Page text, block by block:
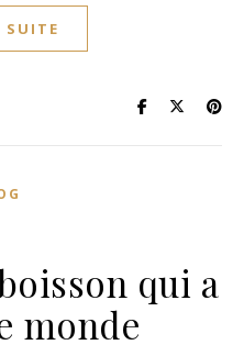
SUITE
qui a
monde